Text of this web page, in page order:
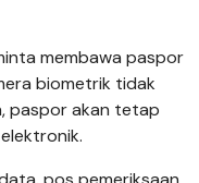
membawa paspor
biometrik tidak
paspor akan tetap